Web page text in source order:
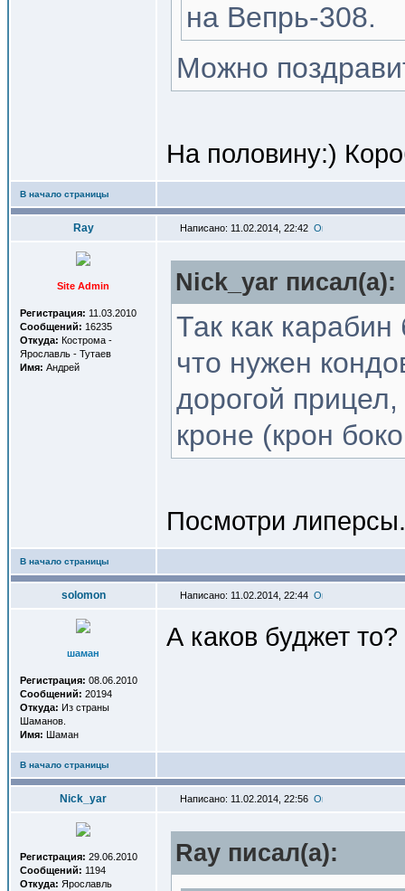
на Вепрь-308.
Можно
На половину:)
В начало страницы
Ray Написано: 11.02.2014, 22:42
Site Admin
Регистрация: 11.03.2010
Сообщений: 16235
Откуда: Кострома -
Ярославль - Тутаев
Имя: Андрей
Nick_yar писал(a):
Так как
что нужен
дорогой
кроне (крон
Посмотри липерсы.
В начало страницы
solomon Написано: 11.02.2014, 22:44
шаман
Регистрация: 08.06.2010
Сообщений: 20194
Откуда: Из страны
Шаманов.
Имя: Шаман
А каков буджет
В начало страницы
Nick_yar Написано: 11.02.2014, 22:56
Регистрация: 29.06.2010
Сообщений: 1194
Откуда: Ярославль
Ray писал(a):